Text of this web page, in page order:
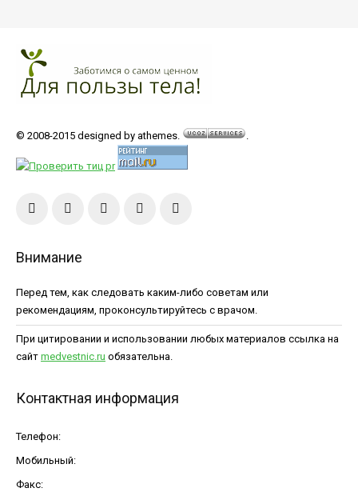
© 2008-2015 designed by athemes. .
Внимание
Перед тем, как следовать каким-либо советам или
рекомендациям, проконсультируйтесь с врачом.
При цитировании и использовании любых материалов ссылка на
сайт medvestnic.ru обязательна.
Контактная информация
Телефон:
Мобильный:
Факс: